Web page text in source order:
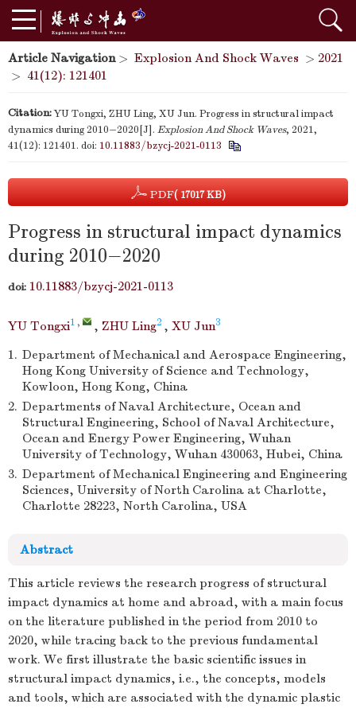
Article Navigation> Explosion And Shock Waves > 2021
> 41(12): 121401
Citation:YU Tongxi, ZHU Ling, XU Jun. Progress in structural impact
dynamics during 2010−2020[J]. Explosion And Shock Waves, 2021,
41(12): 121401. doi: 10.11883/bzycj-2021-0113
PDF( 17017 KB)
Progress in structural impact dynamics
during 2010−2020
doi: 10.11883/bzycj-2021-0113
YU Tongxi1 , , ZHU Ling2 , XU Jun3
1. Department of Mechanical and Aerospace Engineering,
Hong Kong University of Science and Technology,
Kowloon, Hong Kong, China
2. Departments of Naval Architecture, Ocean and
Structural Engineering, School of Naval Architecture,
Ocean and Energy Power Engineering, Wuhan
University of Technology, Wuhan 430063, Hubei, China
3. Department of Mechanical Engineering and Engineering
Sciences, University of North Carolina at Charlotte,
Charlotte 28223, North Carolina, USA
Abstract
This article reviews the research progress of structural
impact dynamics at home and abroad, with a main focus
on the literature published in the period from 2010 to
2020, while tracing back to the previous fundamental
work. We first illustrate the basic scientific issues in
structural impact dynamics, i.e., the concepts, models
and tools, which are associated with the dynamic plastic